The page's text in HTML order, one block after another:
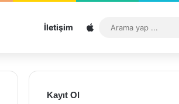
İletişim Sitemap
Kayıt Ol